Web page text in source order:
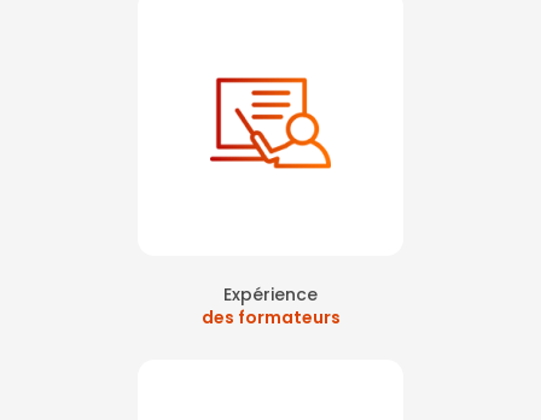
Expérience
des formateurs